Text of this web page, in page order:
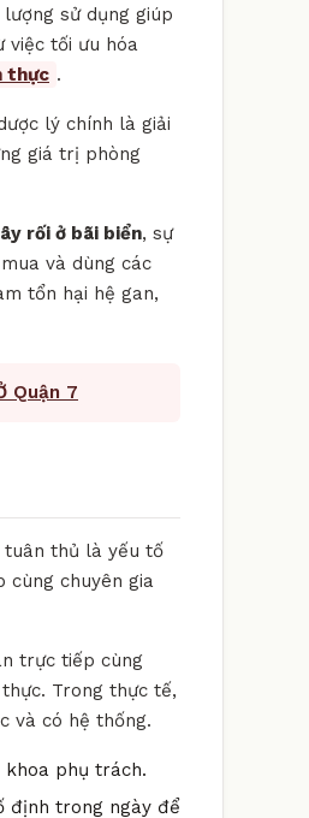
sử dụng giúp
việc tối ưu hóa
thực .
lý chính là giải
giá trị phòng
rối ở bãi biển, sự
và dùng các
tổn hại hệ gan,
Quận 7
tuân thủ là yếu tố
cùng chuyên gia
trực tiếp cùng
Trong thực tế,
và có hệ thống.
phụ trách.
định trong ngày để